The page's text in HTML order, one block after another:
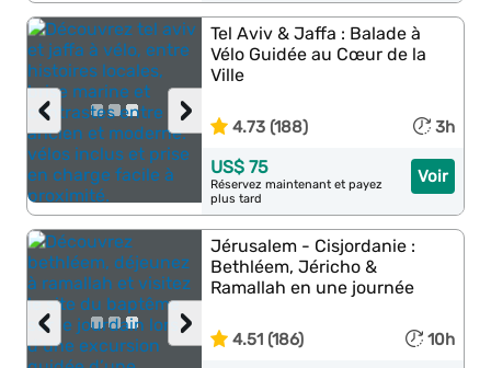
›
‹
Tel Aviv & Jaffa : Balade à
Vélo Guidée au Cœur de la
Ville
4.73 (188) 3h
Voir
US$ 75
Réservez maintenant et payez
plus tard
›
‹
Jérusalem - Cisjordanie :
Bethléem, Jéricho &
Ramallah en une journée
4.51 (186) 10h